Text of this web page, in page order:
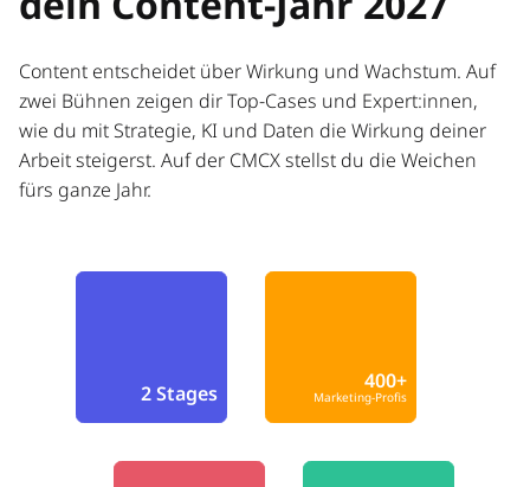
Content entscheidet über Wirkung und Wachstum. Auf
zwei Bühnen zeigen dir Top-Cases und Expert:innen,
wie du mit Strategie, KI und Daten die Wirkung deiner
Arbeit steigerst. Auf der CMCX stellst du die Weichen
fürs ganze Jahr.
2 Stages 400+
Marketing-Profis